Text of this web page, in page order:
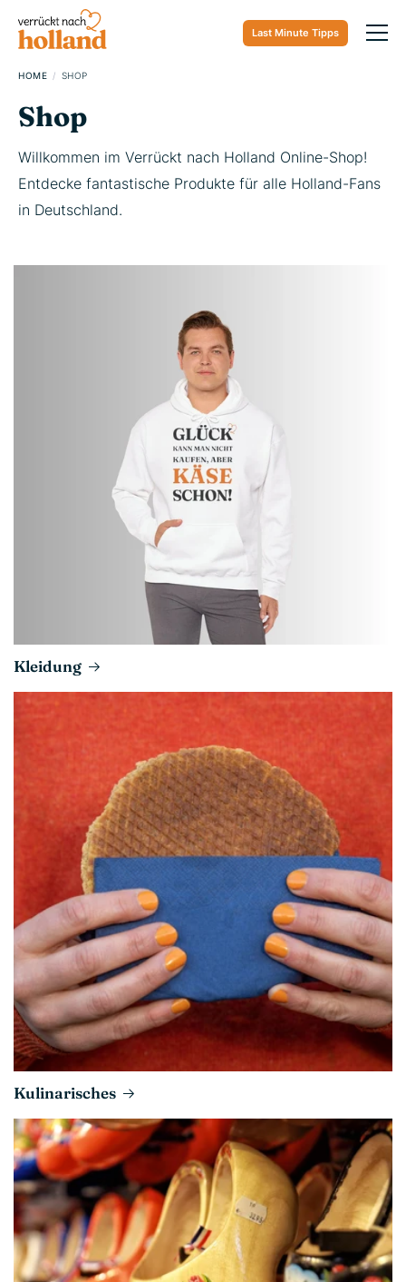
zum
Last Minute Tipps
HOME SHOP
Shop
Willkommen im Verrückt nach Holland Online-Shop!
Entdecke fantastische Produkte für alle Holland-Fans
in Deutschland.
Kleidung
Kulinarisches